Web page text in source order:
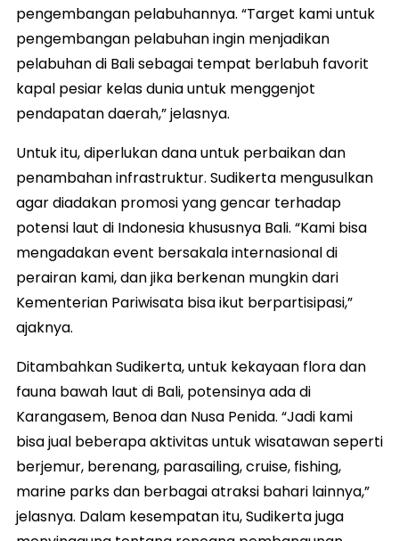
pengembangan pelabuhannya. “Target kami untuk
pengembangan pelabuhan ingin menjadikan
pelabuhan di Bali sebagai tempat berlabuh favorit
kapal pesiar kelas dunia untuk menggenjot
pendapatan daerah,” jelasnya.
Untuk itu, diperlukan dana untuk perbaikan dan
penambahan infrastruktur. Sudikerta mengusulkan
agar diadakan promosi yang gencar terhadap
potensi laut di Indonesia khususnya Bali. “Kami bisa
mengadakan event bersakala internasional di
perairan kami, dan jika berkenan mungkin dari
Kementerian Pariwisata bisa ikut berpartisipasi,”
ajaknya.
Ditambahkan Sudikerta, untuk kekayaan flora dan
fauna bawah laut di Bali, potensinya ada di
Karangasem, Benoa dan Nusa Penida. “Jadi kami
bisa jual beberapa aktivitas untuk wisatawan seperti
berjemur, berenang, parasailing, cruise, fishing,
marine parks dan berbagai atraksi bahari lainnya,”
jelasnya. Dalam kesempatan itu, Sudikerta juga